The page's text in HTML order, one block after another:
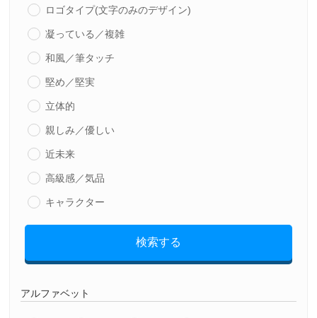
ロゴタイプ(文字のみのデザイン)
凝っている／複雑
和風／筆タッチ
堅め／堅実
立体的
親しみ／優しい
近未来
高級感／気品
キャラクター
検索する
アルファベット